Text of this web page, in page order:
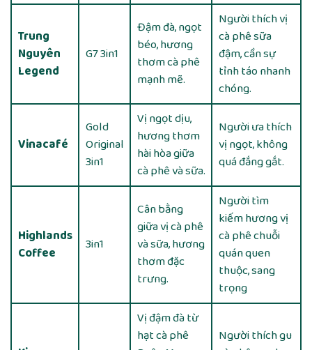
Trung
Nguyên
Legend
G7 3in1
Đậm đà, ngọt
béo, hương
thơm cà phê
mạnh mẽ.
Người thích vị
cà phê sữa
đậm, cần sự
tỉnh táo nhanh
chóng.
Vinacafé
Gold
Original
3in1
Vị ngọt dịu,
hương thơm
hài hòa giữa
cà phê và sữa.
Người ưa thích
vị ngọt, không
quá đắng gắt.
Highlands
Coffee
3in1
Cân bằng
giữa vị cà phê
và sữa, hương
thơm đặc
trưng.
Người tìm
kiếm hương vị
cà phê chuỗi
quán quen
thuộc, sang
trọng
Vị đậm đà từ
hạt cà phê
Người thích gu